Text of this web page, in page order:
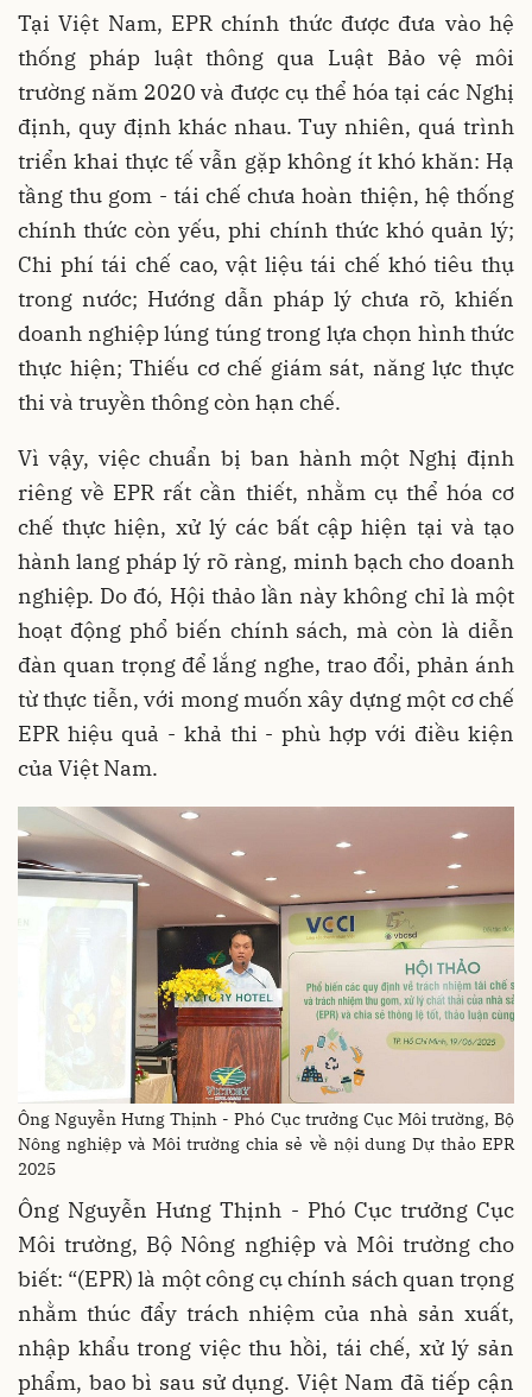
Tại Việt Nam, EPR chính thức được đưa vào hệ
thống pháp luật thông qua Luật Bảo vệ môi
trường năm 2020 và được cụ thể hóa tại các Nghị
định, quy định khác nhau. Tuy nhiên, quá trình
triển khai thực tế vẫn gặp không ít khó khăn: Hạ
tầng thu gom - tái chế chưa hoàn thiện, hệ thống
chính thức còn yếu, phi chính thức khó quản lý;
Chi phí tái chế cao, vật liệu tái chế khó tiêu thụ
trong nước; Hướng dẫn pháp lý chưa rõ, khiến
doanh nghiệp lúng túng trong lựa chọn hình thức
thực hiện; Thiếu cơ chế giám sát, năng lực thực
thi và truyền thông còn hạn chế.
Vì vậy, việc chuẩn bị ban hành một Nghị định
riêng về EPR rất cần thiết, nhằm cụ thể hóa cơ
chế thực hiện, xử lý các bất cập hiện tại và tạo
hành lang pháp lý rõ ràng, minh bạch cho doanh
nghiệp. Do đó, Hội thảo lần này không chỉ là một
hoạt động phổ biến chính sách, mà còn là diễn
đàn quan trọng để lắng nghe, trao đổi, phản ánh
từ thực tiễn, với mong muốn xây dựng một cơ chế
EPR hiệu quả - khả thi - phù hợp với điều kiện
của Việt Nam.
Ông Nguyễn Hưng Thịnh - Phó Cục trưởng Cục Môi trường, Bộ
Nông nghiệp và Môi trường chia sẻ về nội dung Dự thảo EPR
2025
Ông Nguyễn Hưng Thịnh - Phó Cục trưởng Cục
Môi trường, Bộ Nông nghiệp và Môi trường cho
biết: “(EPR) là một công cụ chính sách quan trọng
nhằm thúc đẩy trách nhiệm của nhà sản xuất,
nhập khẩu trong việc thu hồi, tái chế, xử lý sản
phẩm, bao bì sau sử dụng. Việt Nam đã tiếp cận